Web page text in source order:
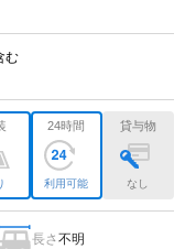
む
24時間
利用可能
貸与物
なし
長さ不明